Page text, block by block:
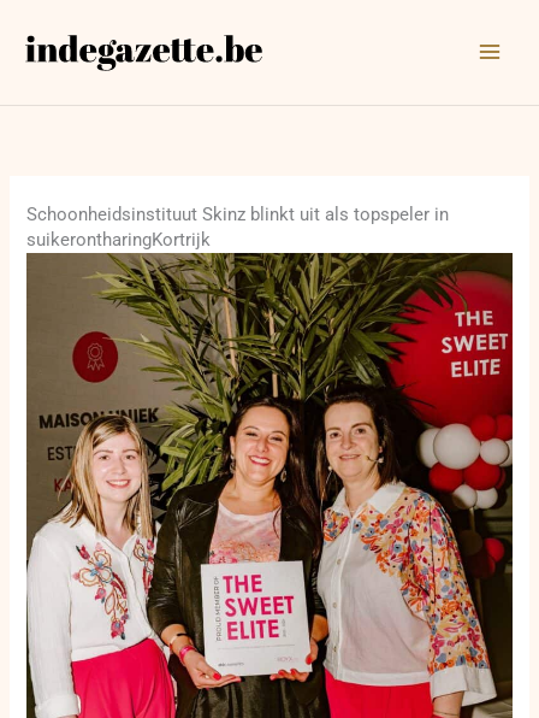
naar
Schoonheidsinstituut Skinz blinkt uit als topspeler in
suikerontharingKortrijk